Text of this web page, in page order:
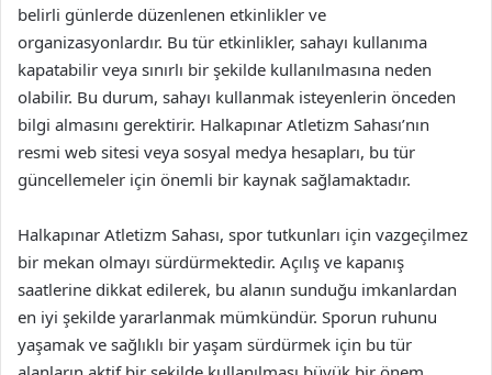
belirli günlerde düzenlenen etkinlikler ve
organizasyonlardır. Bu tür etkinlikler, sahayı kullanıma
kapatabilir veya sınırlı bir şekilde kullanılmasına neden
olabilir. Bu durum, sahayı kullanmak isteyenlerin önceden
bilgi almasını gerektirir. Halkapınar Atletizm Sahası’nın
resmi web sitesi veya sosyal medya hesapları, bu tür
güncellemeler için önemli bir kaynak sağlamaktadır.
Halkapınar Atletizm Sahası, spor tutkunları için vazgeçilmez
bir mekan olmayı sürdürmektedir. Açılış ve kapanış
saatlerine dikkat edilerek, bu alanın sunduğu imkanlardan
en iyi şekilde yararlanmak mümkündür. Sporun ruhunu
yaşamak ve sağlıklı bir yaşam sürdürmek için bu tür